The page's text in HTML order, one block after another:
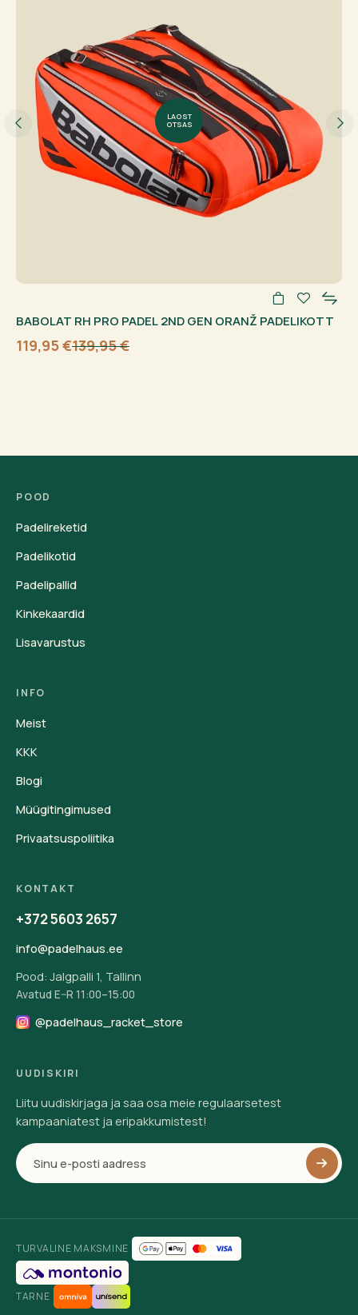
LAOST
OTSAS
BABOLAT RH PRO PADEL 2ND GEN ORANŽ PADELIKOTT
139,95€
Algne
119,95€
Current
POOD
Padelireketid
Padelikotid
Padelipallid
Kinkekaardid
Lisavarustus
INFO
Meist
KKK
Blogi
Müügitingimused
Privaatsuspoliitika
KONTAKT
+372 5603 2657
info@padelhaus.ee
Pood: Jalgpalli 1, Tallinn
Avatud E–R 11:00–15:00
@padelhaus_racket_store
UUDISKIRI
Liitu uudiskirjaga ja saa osa meie regulaarsetest
kampaaniatest ja eripakkumistest!
TURVALINE MAKSMINE
TARNE